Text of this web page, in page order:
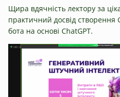
Щира вдячність лектору за
практичний досвід створення
бота на основі ChatGPT.